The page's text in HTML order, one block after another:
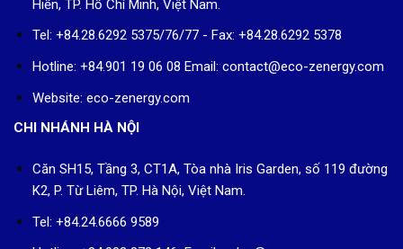
Hiền, TP. Hồ Chí Minh, Việt Nam.
Tel: +84.28.6292 5375/76/77 - Fax: +84.28.6292 5378
Hotline: +84.901 19 06 08 Email: contact@eco-zenergy.com
Website: eco-zenergy.com
CHI NHÁNH HÀ NỘI
Căn SH15, Tầng 3, CT1A, Tòa nhà Iris Garden, số 119 đường
K2, P. Từ Liêm, TP. Hà Nội, Việt Nam.
Tel: +84.24.6666 9589